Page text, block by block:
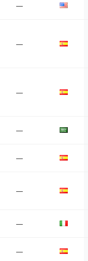
—
—
—
—
—
—
—
—